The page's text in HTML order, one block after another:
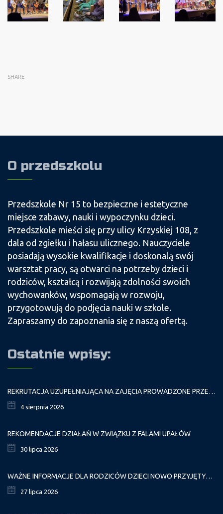
SHARE
O przedszkolu
Przedszkole Nr 15 to bezpieczne i estetyczne
miejsce zabawy, nauki i wypoczynku dzieci.
Przedszkole mieści się przy ulicy Krzyskiej 108, z
dala od zgiełku i hałasu ulicznego. Nauczyciele
posiadają wysokie kwalifikacje i doskonalą swój
warsztat pracy, są otwarci na potrzeby dzieci i
rodziców, kształcą i rozwijają zdolności swoich
wychowanków, wspomagają w rozwoju,
przygotowują do podjęcia nauki w szkole.
Zapraszamy do zapoznania się z naszą ofertą.
Ostatnie wpisy:
REKRUTACJA UZUPEŁNIAJĄCA NA ZAJĘCIA PROWADZONE PRZEZ PAŁAC MŁODZIEŻY W ROKU SZKOLNYM 2026/2027
4 sierpnia 2026
REKOMENDACJE DZIAŁAŃ W ZWIĄZKU Z FALAMI UPAŁÓW
30 lipca 2026
WAŻNE INFORMACJE DLA RODZICÓW DZIECI NOWO PRZYJĘTYCH GR. I
27 lipca 2026